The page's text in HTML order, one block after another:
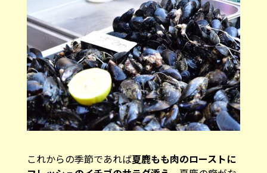
これからの季節であれば夏鹿もも肉のローストに